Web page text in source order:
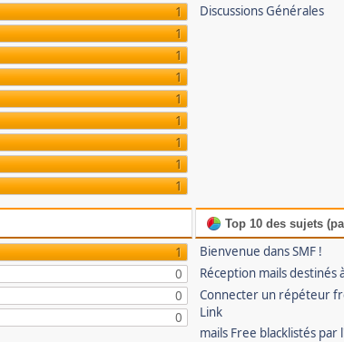
1
1
1
1
1
1
1
1
1
Discussions Générales
1
0
0
0
Top 10 des sujets
Bienvenue dans SMF !
Réception mails destinés
Connecter un répéteur
Link
mails Free blacklistés par